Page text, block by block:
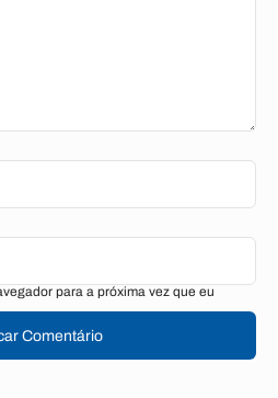
para a próxima vez que eu
Comentário